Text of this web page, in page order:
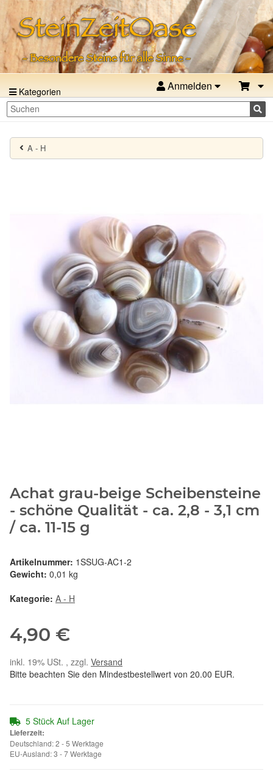
Kategorien Anmelden
A - H
Achat grau-beige Scheibensteine
- schöne Qualität - ca. 2,8 - 3,1 cm
/ ca. 11-15 g
Artikelnummer: 1SSUG-AC1-2
Gewicht: 0,01 kg
Kategorie: A - H
4,90 €
inkl. 19% USt. , zzgl. Versand
Bitte beachten Sie den Mindestbestellwert von 20.00 EUR.
5 Stück Auf Lager
Lieferzeit:
Deutschland: 2 - 5 Werktage
EU-Ausland: 3 - 7 Werktage